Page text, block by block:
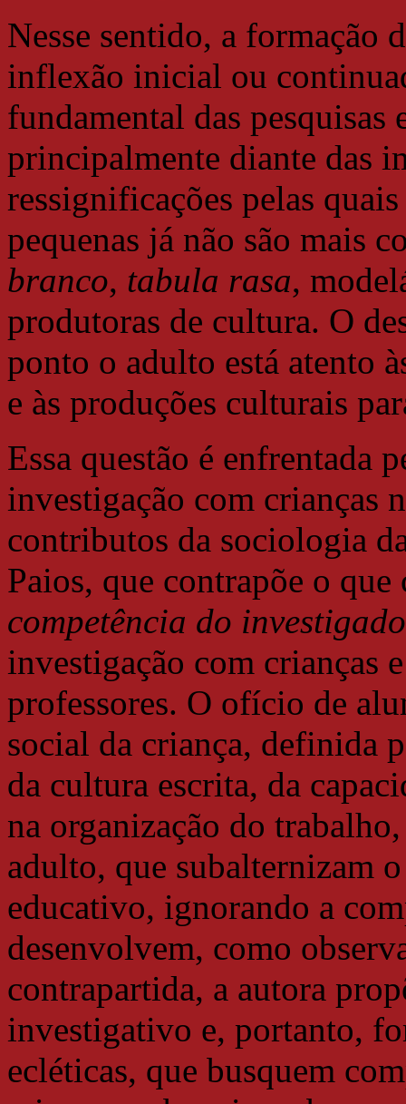
Nesse sentido, a formação
inflexão inicial ou
fundamental das
principalmente diante das
ressignificações pelas
pequenas já não são mais
branco, tabula rasa,
produtoras de cultura. O
ponto o adulto está atento
e às produções culturais
Essa questão é enfrentada
investigação com crianças
contributos da sociologia
Paios, que contrapõe o
competência do
investigação com crianças
professores. O ofício de
social da criança, definida
da cultura escrita, da
na organização do
adulto, que subalternizam
educativo, ignorando a
desenvolvem, como
contrapartida, a autora
investigativo e, portanto,
ecléticas, que busquem